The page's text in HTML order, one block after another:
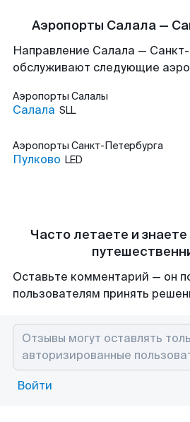
Аэропорты Салала —
Направление Салала —
обслуживают следующие
Аэропорты Салалы
Салала SLL
Аэропорты Санкт-Петербурга
Пулково LED
Часто летаете и
Оставьте комментарий — он
пользователям принять
Войти